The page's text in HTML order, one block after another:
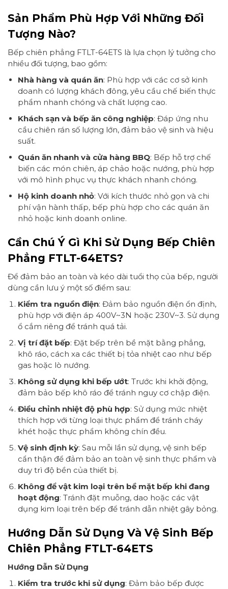
Sản Phẩm Phù Hợp Với Những Đối
Tượng Nào?
Bếp chiên phẳng FTLT-64ETS là lựa chọn lý tưởng cho
nhiều đối tượng, bao gồm:
Nhà hàng và quán ăn: Phù hợp với các cơ sở kinh
doanh có lượng khách đông, yêu cầu chế biến thực
phẩm nhanh chóng và chất lượng cao.
Khách sạn và bếp ăn công nghiệp: Đáp ứng nhu
cầu chiên rán số lượng lớn, đảm bảo vệ sinh và hiệu
suất.
Quán ăn nhanh và cửa hàng BBQ: Bếp hỗ trợ chế
biến các món chiên, áp chảo hoặc nướng, phù hợp
với mô hình phục vụ thực khách nhanh chóng.
Hộ kinh doanh nhỏ: Với kích thước nhỏ gọn và chi
phí vận hành thấp, bếp phù hợp cho các quán ăn
nhỏ hoặc kinh doanh online.
Cần Chú Ý Gì Khi Sử Dụng Bếp Chiên
Phẳng FTLT-64ETS?
Để đảm bảo an toàn và kéo dài tuổi thọ của bếp, người
dùng cần lưu ý một số điểm sau:
Kiểm tra nguồn điện: Đảm bảo nguồn điện ổn định,
phù hợp với điện áp 400V~3N hoặc 230V~3. Sử dụng
ổ cắm riêng để tránh quá tải.
Vị trí đặt bếp: Đặt bếp trên bề mặt bằng phẳng,
khô ráo, cách xa các thiết bị tỏa nhiệt cao như bếp
gas hoặc lò nướng.
Không sử dụng khi bếp ướt: Trước khi khởi động,
đảm bảo bếp khô ráo để tránh nguy cơ chập điện.
Điều chỉnh nhiệt độ phù hợp: Sử dụng mức nhiệt
thích hợp với từng loại thực phẩm để tránh cháy
khét hoặc thực phẩm không chín đều.
Vệ sinh định kỳ: Sau mỗi lần sử dụng, vệ sinh bếp
cẩn thận để đảm bảo an toàn vệ sinh thực phẩm và
duy trì độ bền của thiết bị.
Không để vật kim loại trên bề mặt bếp khi đang
hoạt động: Tránh đặt muỗng, dao hoặc các vật
dụng kim loại trên bếp để tránh dẫn nhiệt gây bỏng.
Hướng Dẫn Sử Dụng Và Vệ Sinh Bếp
Chiên Phẳng FTLT-64ETS
Hướng Dẫn Sử Dụng
Kiểm tra trước khi sử dụng: Đảm bảo bếp được